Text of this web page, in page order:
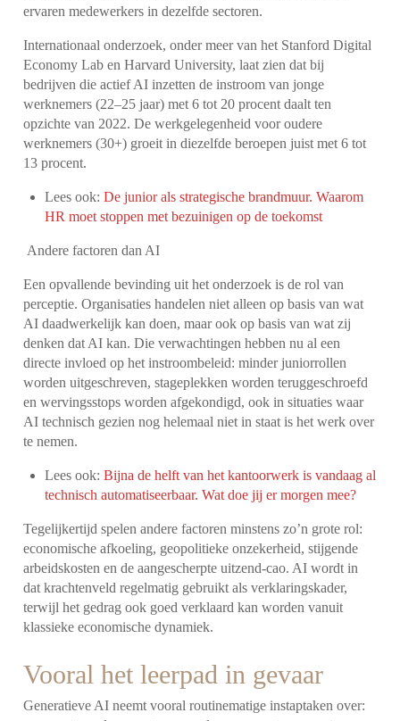
ervaren medewerkers in dezelfde sectoren.
Internationaal onderzoek, onder meer van het Stanford Digital
Economy Lab en Harvard University, laat zien dat bij
bedrijven die actief AI inzetten de instroom van jonge
werknemers (22–25 jaar) met 6 tot 20 procent daalt ten
opzichte van 2022. De werkgelegenheid voor oudere
werknemers (30+) groeit in diezelfde beroepen juist met 6 tot
13 procent.
Lees ook:De junior als strategische brandmuur. Waarom
HR moet stoppen met bezuinigen op de toekomst
Andere factoren dan AI
Een opvallende bevinding uit het onderzoek is de rol van
perceptie. Organisaties handelen niet alleen op basis van wat
AI daadwerkelijk kan doen, maar ook op basis van wat zij
denken dat AI kan. Die verwachtingen hebben nu al een
directe invloed op het instroombeleid: minder juniorrollen
worden uitgeschreven, stageplekken worden teruggeschroefd
en wervingsstops worden afgekondigd, ook in situaties waar
AI technisch gezien nog helemaal niet in staat is het werk over
te nemen.
Lees ook:Bijna de helft van het kantoorwerk is vandaag al
technisch automatiseerbaar. Wat doe jij er morgen mee?
Tegelijkertijd spelen andere factoren minstens zo’n grote rol:
economische afkoeling, geopolitieke onzekerheid, stijgende
arbeidskosten en de aangescherpte uitzend-cao. AI wordt in
dat krachtenveld regelmatig gebruikt als verklaringskader,
terwijl het gedrag ook goed verklaard kan worden vanuit
klassieke economische dynamiek.
Vooral het leerpad in gevaar
Generatieve AI neemt vooral routinematige instaptaken over: